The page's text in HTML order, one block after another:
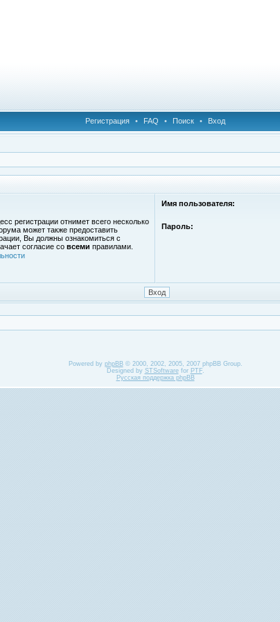
Регистрация • FAQ • Поиск • Вход
регистрации отнимет всего несколько
может также предоставить
Вы должны ознакомиться с
согласие со всеми правилами.
Имя пользователя:
Пароль:
Powered by phpBB© 2000, 2002, 2005, 2007 phpBB Group.
Designed by STSoftwarefor PTF.
Русская поддержка phpBB